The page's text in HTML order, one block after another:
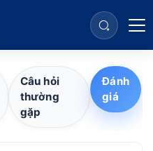
Câu hỏi
thường
gặp
Đánh
giá